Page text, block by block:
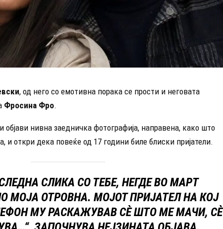
, од него со емотивна порака се прости и неговата
Фросина Фро.
објави нивна заедничка фотографија, направена, како што
и откри дека повеќе од 17 години биле блиски пријатели.
СЛИКА СО ТЕБЕ, НЕГДЕ ВО МАРТ
МОЈА ОТРОВНА. МОЈОТ ПРИЈАТЕЛ НА КОЈ
МУ РАСКАЖУВАВ СÈ ШТО МЕ МАЧИ, СÈ